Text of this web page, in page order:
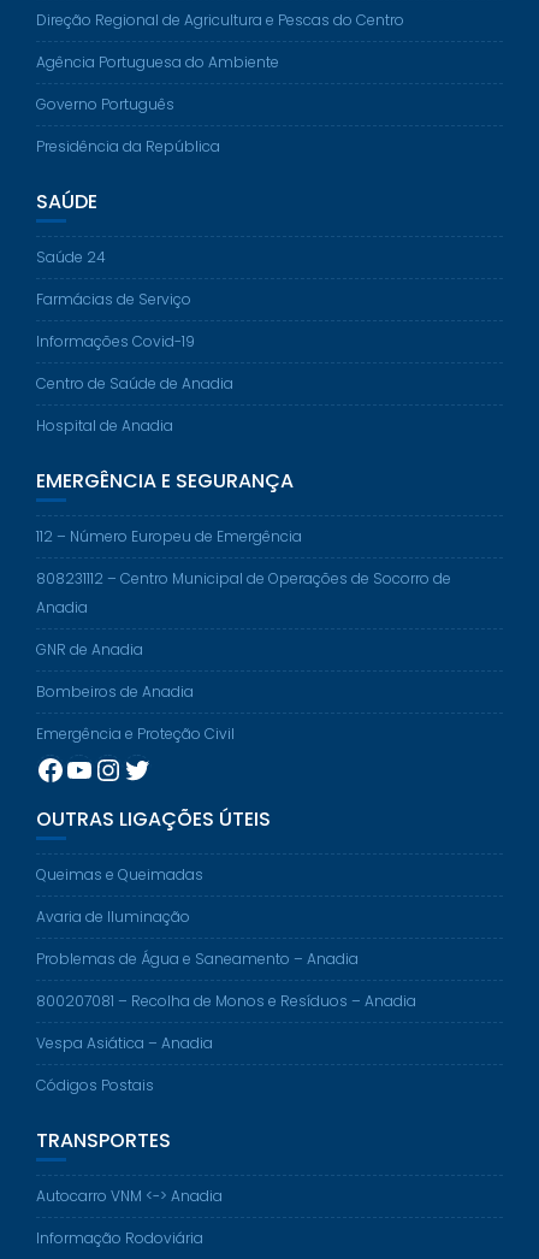
Direção Regional de Agricultura e Pescas do Centro
Agência Portuguesa do Ambiente
Governo Português
Presidência da República
SAÚDE
Saúde 24
Farmácias de Serviço
Informações Covid-19
Centro de Saúde de Anadia
Hospital de Anadia
EMERGÊNCIA E SEGURANÇA
112 – Número Europeu de Emergência
808231112 – Centro Municipal de Operações de Socorro de
Anadia
GNR de Anadia
Bombeiros de Anadia
Emergência e Proteção Civil
Facebook
YouTube
Instagram
Twitter
OUTRAS LIGAÇÕES ÚTEIS
Queimas e Queimadas
Avaria de Iluminação
Problemas de Água e Saneamento – Anadia
800207081 – Recolha de Monos e Resíduos – Anadia
Vespa Asiática – Anadia
Códigos Postais
TRANSPORTES
Autocarro VNM <-> Anadia
Informação Rodoviária